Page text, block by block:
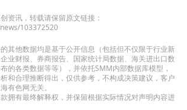
发展的重要平台。
资讯，转载请保留原文链接：
103372520
其他数据均是基于公开信息（包括但不仅限于行业新
业财报、券商报告、国家统计局数据、海关进出口数
的各类数据等等），并依托SMM内部数据库模型，
和合理推断得出，仅供参考，不构成决策建议，客户
有色网无关。
拥有最终解释权，并保留根据实际情况对声明内容进